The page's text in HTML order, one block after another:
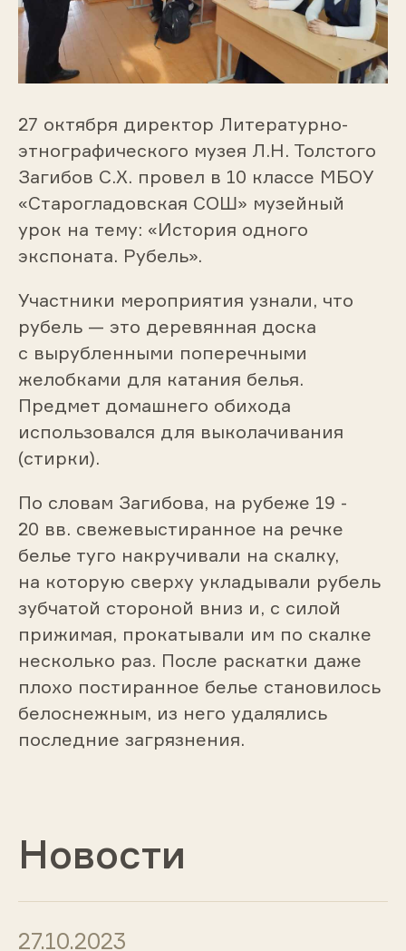
27 октября директор Литературно-
этнографического музея Л.Н. Толстого
Загибов С.Х. провел в 10 классе МБОУ
«Старогладовская СОШ» музейный
урок на тему: «История одного
экспоната. Рубель».
Участники мероприятия узнали, что
рубель — это деревянная доска
с вырубленными поперечными
желобками для катания белья.
Предмет домашнего обихода
использовался для выколачивания
(стирки).
По словам Загибова, на рубеже 19 -
20 вв. свежевыстиранное на речке
белье туго накручивали на скалку,
на которую сверху укладывали рубель
зубчатой стороной вниз и, с силой
прижимая, прокатывали им по скалке
несколько раз. После раскатки даже
плохо постиранное белье становилось
белоснежным, из него удалялись
последние загрязнения.
Новости
27.10.2023